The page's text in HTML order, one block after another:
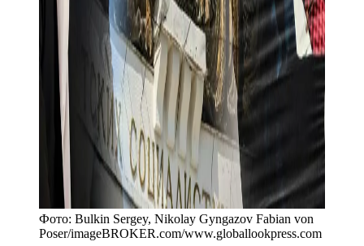
Фото: Bulkin Sergey, Nikolay Gyngazov Fabian von
Poser/imageBROKER.com/www.globallookpress.com